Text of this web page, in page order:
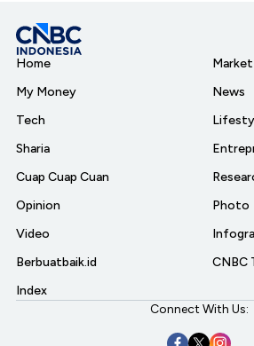
Home
My Money
Tech
Sharia
Cuap Cuap Cuan
Opinion
Video
Berbuatbaik.id
Index
Market
News
Photo
CNBC
Connect With Us: